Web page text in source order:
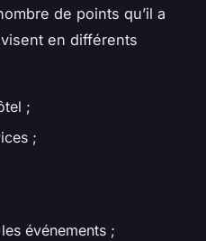
de points qu’il a
en différents
;
;
événements ;